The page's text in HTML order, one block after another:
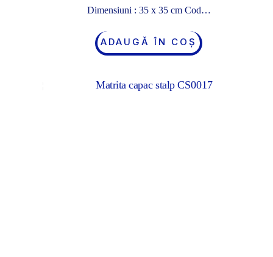
Dimensiuni : 35 x 35 cm Cod…
ADAUGĂ ÎN COȘ